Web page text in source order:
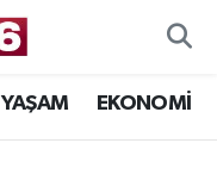
YAŞAM EKONOMİ